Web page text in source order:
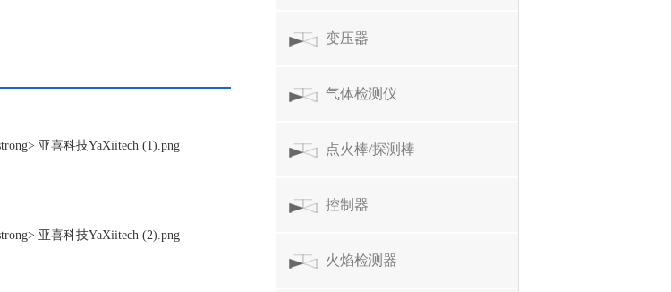
变压器
气体检测仪
点火棒/探测棒
控制器
火焰检测器